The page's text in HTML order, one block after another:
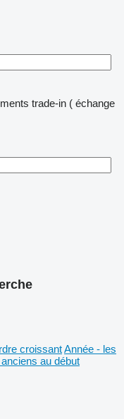
trade-in ( échange
croissantAnnée - les
au début